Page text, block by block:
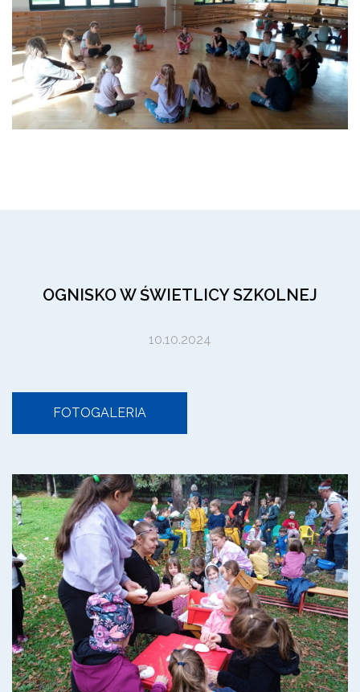
OGNISKO W ŚWIETLICY SZKOLNEJ
10.10.2024
FOTOGALERIA